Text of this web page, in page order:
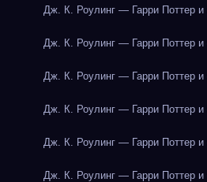
Дж. К. Роулинг — Гарри Поттер
Дж. К. Роулинг — Гарри Поттер
Дж. К. Роулинг — Гарри Поттер
Дж. К. Роулинг — Гарри Поттер
Дж. К. Роулинг — Гарри Поттер
Дж. К. Роулинг — Гарри Поттер